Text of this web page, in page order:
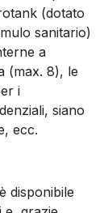
(dotato
sanitario)
a
(max. 8), le
i
siano
ecc.
disponibile